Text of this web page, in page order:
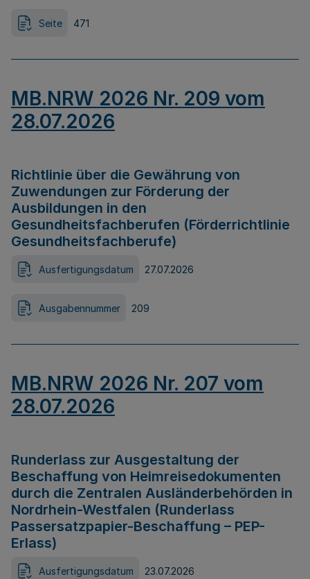
Seite 471
MB.NRW 2026 Nr. 209 vom
28.07.2026
Richtlinie über die Gewährung von
Zuwendungen zur Förderung der
Ausbildungen in den
Gesundheitsfachberufen (Förderrichtlinie
Gesundheitsfachberufe)
Ausfertigungsdatum 27.07.2026
Ausgabennummer 209
MB.NRW 2026 Nr. 207 vom
28.07.2026
Runderlass zur Ausgestaltung der
Beschaffung von Heimreisedokumenten
durch die Zentralen Ausländerbehörden in
Nordrhein-Westfalen (Runderlass
Passersatzpapier-Beschaffung – PEP-
Erlass)
Ausfertigungsdatum 23.07.2026